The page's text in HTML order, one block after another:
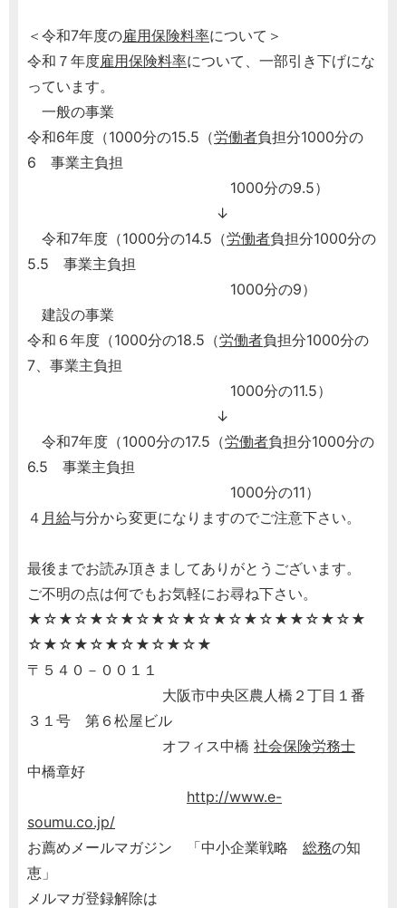
＜令和7年度の雇用保険料率について＞
令和７年度雇用保険料率について、一部引き下げにな
っています。
一般の事業
令和6年度（1000分の15.5（労働者負担分1000分の
6 事業主負担
1000分の9.5）
↓
令和7年度（1000分の14.5（労働者負担分1000分の
5.5 事業主負担
1000分の9）
建設の事業
令和６年度（1000分の18.5（労働者負担分1000分の
7、事業主負担
1000分の11.5）
↓
令和7年度（1000分の17.5（労働者負担分1000分の
6.5 事業主負担
1000分の11）
４ 月給与分から変更になりますのでご注意下さい。
最後までお読み頂きましてありがとうございます。
ご不明の点は何でもお気軽にお尋ね下さい。
★☆★☆★☆★☆★☆★☆★☆★☆★★☆★☆★
☆★☆★☆★☆★☆★☆★
〒５４０－００１１
大阪市中央区農人橋２丁目１番
３１号 第６松屋ビル
オフィス中橋 社会保険労務士
中橋章好
http://www.e-
soumu.co.jp/
お薦めメールマガジン 「中小企業戦略 総務の知
恵」
メルマガ登録解除は